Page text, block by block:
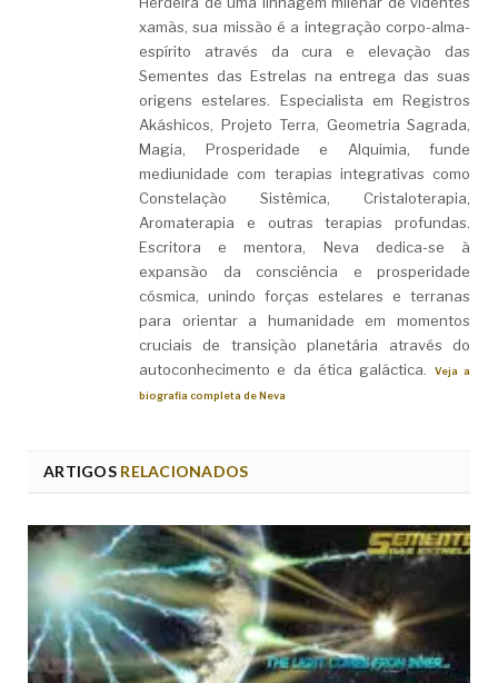
xamãs, sua missão é a integração corpo-alma-
espírito através da cura e elevação das
Sementes das Estrelas na entrega das suas
origens estelares. Especialista em Registros
Akáshicos, Projeto Terra, Geometria Sagrada,
Magia, Prosperidade e Alquimia, funde
mediunidade com terapias integrativas como
Constelação Sistêmica, Cristaloterapia,
Aromaterapia e outras terapias profundas.
Escritora e mentora, Neva dedica-se à
expansão da consciência e prosperidade
cósmica, unindo forças estelares e terranas
para orientar a humanidade em momentos
cruciais de transição planetária através do
autoconhecimento e da ética galáctica.
Veja a
biografia completa de Neva
ARTIGOSRELACIONADOS